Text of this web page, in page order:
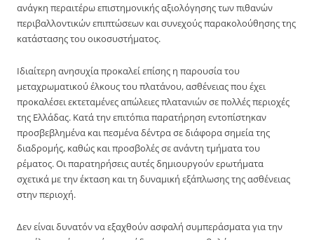
ανάγκη περαιτέρω επιστημονικής αξιολόγησης των πιθανών
περιβαλλοντικών επιπτώσεων και συνεχούς παρακολούθησης της
κατάστασης του οικοσυστήματος.
Ιδιαίτερη ανησυχία προκαλεί επίσης η παρουσία του
μεταχρωματικού έλκους του πλατάνου, ασθένειας που έχει
προκαλέσει εκτεταμένες απώλειες πλατανιών σε πολλές περιοχές
της Ελλάδας. Κατά την επιτόπια παρατήρηση εντοπίστηκαν
προσβεβλημένα και πεσμένα δέντρα σε διάφορα σημεία της
διαδρομής, καθώς και προσβολές σε ανάντη τμήματα του
ρέματος. Οι παρατηρήσεις αυτές δημιουργούν ερωτήματα
σχετικά με την έκταση και τη δυναμική εξάπλωσης της ασθένειας
στην περιοχή.
Δεν είναι δυνατόν να εξαχθούν ασφαλή συμπεράσματα για την